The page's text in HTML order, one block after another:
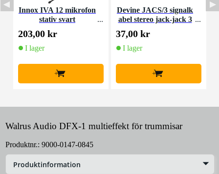
Innox IVA 12 mikrofon
stativ svart
203,00 kr
I lager
+
Devine JACS/3 signalk
abel stereo jack-jack 3
37,00 kr
I lager
+
Walrus Audio DFX-1 multieffekt för trummisar
Produktnr.: 9000-0147-0845
Produktinformation